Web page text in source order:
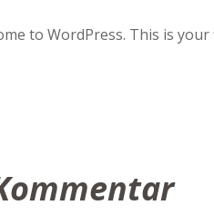
to WordPress. This is